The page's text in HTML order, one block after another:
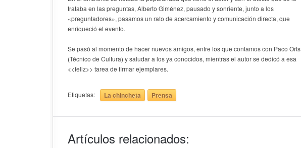
trataba en las preguntas, Alberto Giménez, pausado y sonriente, junto a los
«preguntadores», pasamos un rato de acercamiento y comunicación directa, que
enriqueció el evento.
Se pasó al momento de hacer nuevos amigos, entre los que contamos con Paco Orts
(Técnico de Cultura) y saludar a los ya conocidos, mientras el autor se dedicó a esa
<<feliz>> tarea de firmar ejemplares.
Etiquetas: La chincheta Prensa
Artículos relacionados: